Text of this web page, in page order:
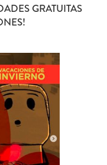
GRATUITAS